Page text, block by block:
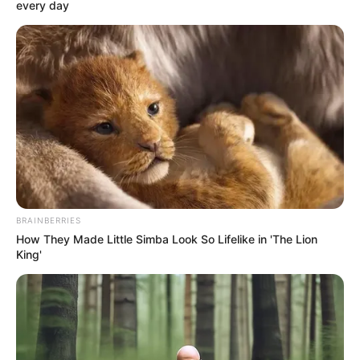
every day
BRAINBERRIES
How They Made Little Simba Look So Lifelike in 'The Lion
King'